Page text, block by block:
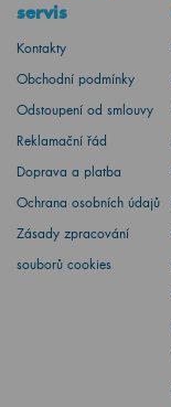
servis
Kontakty
Obchodní podmínky
Odstoupení od smlouvy
Reklamační řád
Doprava a platba
Ochrana osobních údajů
Zásady zpracování
souborů cookies